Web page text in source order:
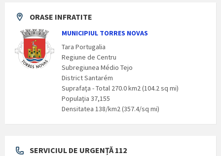
ORASE INFRATITE
MUNICIPIUL TORRES NOVAS
Tara Portugalia
Regiune de Centru
Subregiunea Médio Tejo
District Santarém
Suprafaţa - Total 270.0 km2 (104.2 sq mi)
Populaţia 37,155
Densitatea 138/km2 (357.4/sq mi)
SERVICIUL DE URGENȚĂ 112